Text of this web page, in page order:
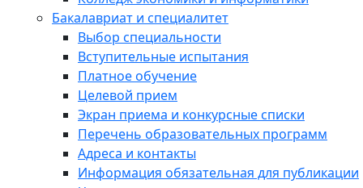
Бакалавриат и специалитет
Выбор специальности
Вступительные испытания
Платное обучение
Целевой прием
Экран приема и конкурсные списки
Перечень образовательных программ
Адреса и контакты
Информация обязательная для публикации